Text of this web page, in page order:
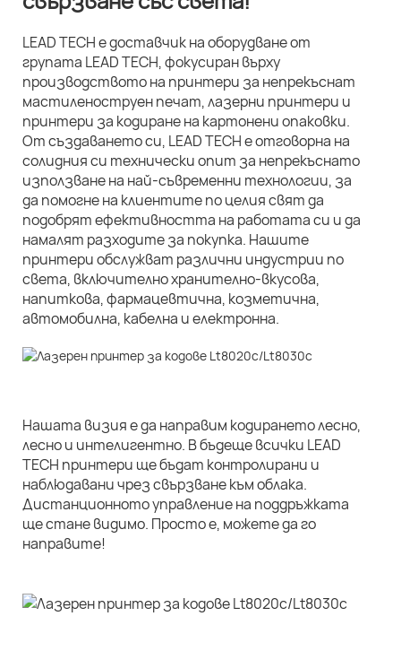
LEAD TECH е доставчик на оборудване от
групата LEAD TECH, фокусиран върху
производството на принтери за непрекъснат
мастиленоструен печат, лазерни принтери и
принтери за кодиране на картонени опаковки.
От създаването си, LEAD TECH е отговорна на
солидния си технически опит за непрекъснато
използване на най-съвременни технологии, за
да помогне на клиентите по целия свят да
подобрят ефективността на работата си и да
намалят разходите за покупка. Нашите
принтери обслужват различни индустрии по
света, включително хранително-вкусова,
напиткова, фармацевтична, козметична,
автомобилна, кабелна и електронна.
Нашата визия е да направим кодирането лесно,
лесно и интелигентно. В бъдеще всички LEAD
TECH принтери ще бъдат контролирани и
наблюдавани чрез свързване към облака.
Дистанционното управление на поддръжката
ще стане видимо. Просто е, можете да го
направите!